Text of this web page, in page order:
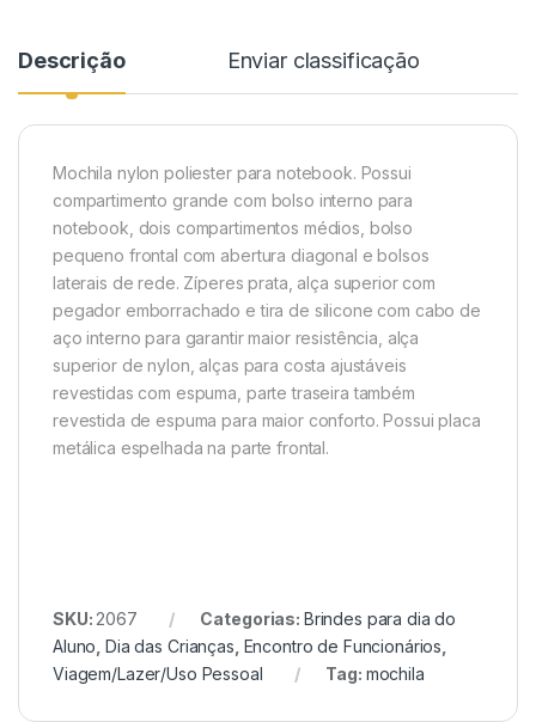
Descrição Enviar classificação
Mochila nylon poliester para notebook. Possui
compartimento grande com bolso interno para
notebook, dois compartimentos médios, bolso
pequeno frontal com abertura diagonal e bolsos
laterais de rede. Zíperes prata, alça superior com
pegador emborrachado e tira de silicone com cabo de
aço interno para garantir maior resistência, alça
superior de nylon, alças para costa ajustáveis
revestidas com espuma, parte traseira também
revestida de espuma para maior conforto. Possui placa
metálica espelhada na parte frontal.
SKU: 2067 Categorias: Brindes para dia do
Aluno ,Dia das Crianças Encontro de Funcionários
Viagem/Lazer/Uso Pessoal
Tag: mochila